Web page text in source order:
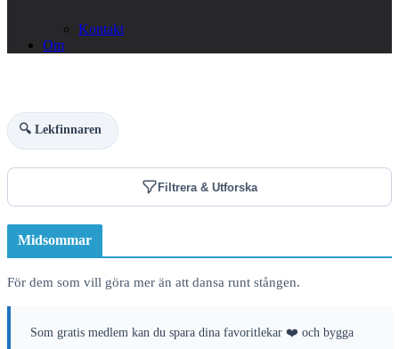
Kontakt
Om
🔍 Lekfinnaren
Filtrera & Utforska
Midsommar
För dem som vill göra mer än att dansa runt stången.
Som gratis medlem kan du spara dina favoritlekar ❤️ och bygga